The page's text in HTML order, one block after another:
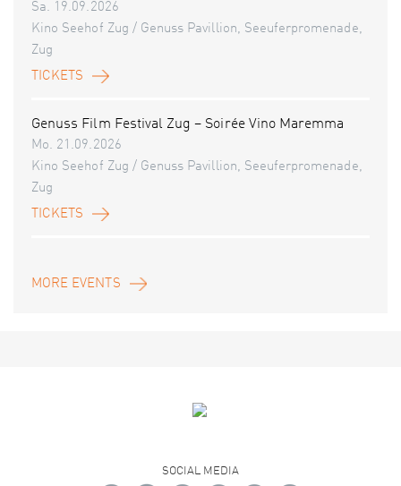
Sa. 19.09.2026
Kino Seehof Zug / Genuss Pavillion, Seeuferpromenade,
Zug
TICKETS
Genuss Film Festival Zug – Soirée Vino Maremma
Mo. 21.09.2026
Kino Seehof Zug / Genuss Pavillion, Seeuferpromenade,
Zug
TICKETS
MORE EVENTS
SOCIAL MEDIA